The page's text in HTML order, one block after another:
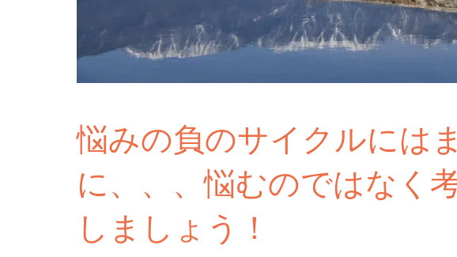
悩みの負のサイクルには
に、、、悩むのではなく
しましょう！